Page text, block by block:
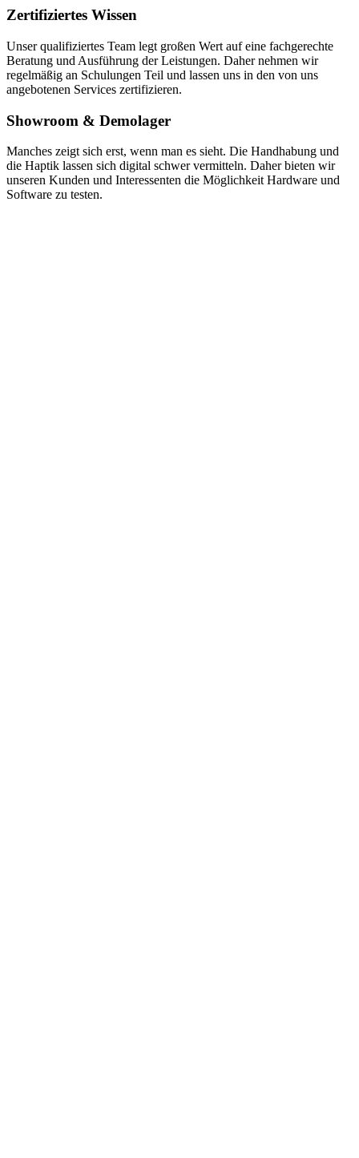
Zertifiziertes Wissen
Unser qualifiziertes Team legt großen Wert auf eine fachgerechte
Beratung und Ausführung der Leistungen. Daher nehmen wir
regelmäßig an Schulungen Teil und lassen uns in den von uns
angebotenen Services zertifizieren.
Showroom & Demolager
Manches zeigt sich erst, wenn man es sieht. Die Handhabung und
die Haptik lassen sich digital schwer vermitteln. Daher bieten wir
unseren Kunden und Interessenten die Möglichkeit Hardware und
Software zu testen.